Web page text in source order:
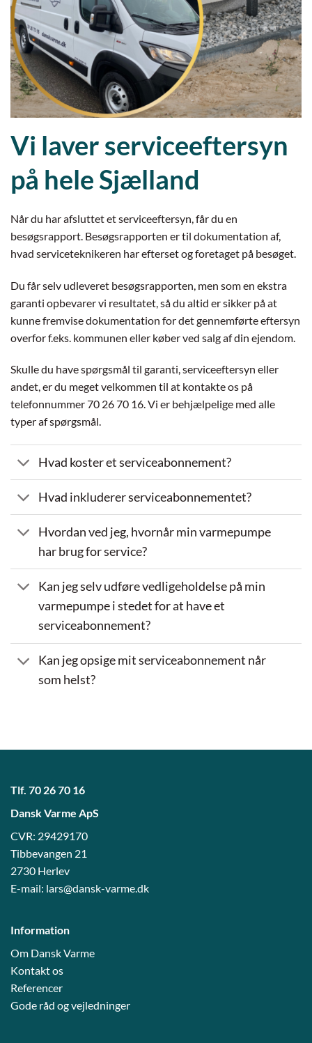
Vi laver serviceeftersyn
på hele Sjælland
Når du har afsluttet et serviceeftersyn, får du en
besøgsrapport. Besøgsrapporten er til dokumentation af,
hvad serviceteknikeren har efterset og foretaget på besøget.
Du får selv udleveret besøgsrapporten, men som en ekstra
garanti opbevarer vi resultatet, så du altid er sikker på at
kunne fremvise dokumentation for det gennemførte eftersyn
overfor f.eks. kommunen eller køber ved salg af din ejendom.
Skulle du have spørgsmål til garanti, serviceeftersyn eller
andet, er du meget velkommen til at kontakte os på
telefonnummer 70 26 70 16. Vi er behjælpelige med alle
typer af spørgsmål.
Hvad koster et serviceabonnement?
Hvad inkluderer serviceabonnementet?
Hvordan ved jeg, hvornår min varmepumpe
har brug for service?
Kan jeg selv udføre vedligeholdelse på min
varmepumpe i stedet for at have et
serviceabonnement?
Kan jeg opsige mit serviceabonnement når
som helst?
Tlf. 70 26 70 16
Dansk Varme ApS
CVR: 29429170
Tibbevangen 21
2730 Herlev
E-mail: lars@dansk-varme.dk
Information
Om Dansk Varme
Kontakt os
Referencer
Gode råd og vejledninger